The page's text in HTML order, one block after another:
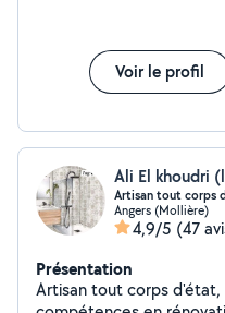
Voir le profil
Ali El khoudri
Artisan tout corps
Angers (Mollière)
4,9/5 (47
Présentation
Artisan tout corps